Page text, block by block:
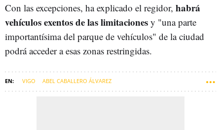
Con las excepciones, ha explicado el regidor, habrá
vehículos exentos de las limitaciones y "una parte
importantísima del parque de vehículos" de la ciudad
podrá acceder a esas zonas restringidas.
VIGO ABEL CABALLERO ÁLVAREZ